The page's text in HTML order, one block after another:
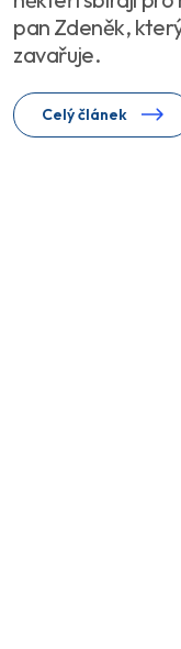
pan Zdeněk,
zavařuje.
Celý článek